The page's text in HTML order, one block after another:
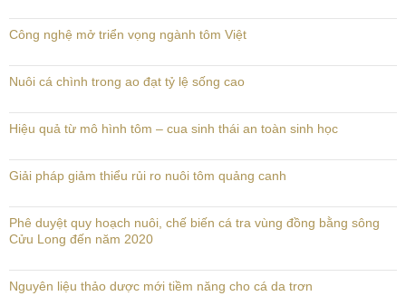
Công nghệ mở triển vọng ngành tôm Việt
Nuôi cá chình trong ao đạt tỷ lệ sống cao
Hiệu quả từ mô hình tôm – cua sinh thái an toàn sinh học
Giải pháp giảm thiểu rủi ro nuôi tôm quảng canh
Phê duyệt quy hoạch nuôi, chế biến cá tra vùng đồng bằng sông
Cửu Long đến năm 2020
Nguyên liệu thảo dược mới tiềm năng cho cá da trơn